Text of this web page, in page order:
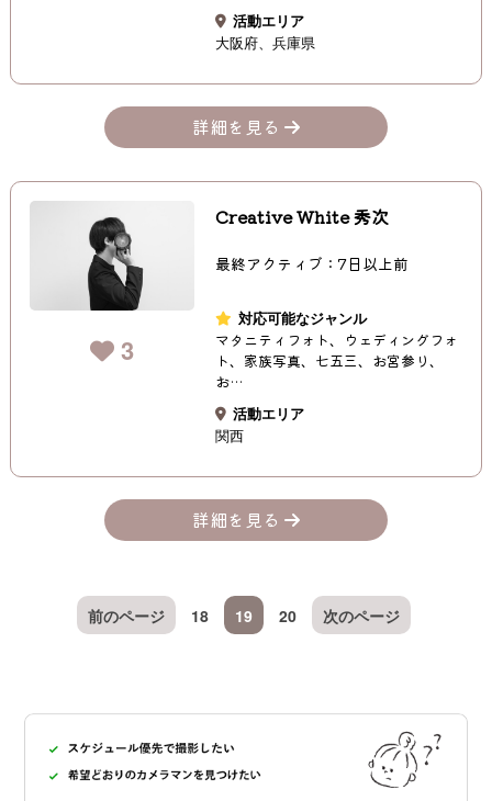
活動エリア
大阪府
兵庫県
詳細を見る
3
Creative White 秀次
最終アクティブ：7日以上前
対応可能なジャンル
マタニティフォト、ウェディングフォ
ト、家族写真、七五三、お宮参り、
お…
活動エリア
関西
詳細を見る
前のページ 18 19 20 次のページ